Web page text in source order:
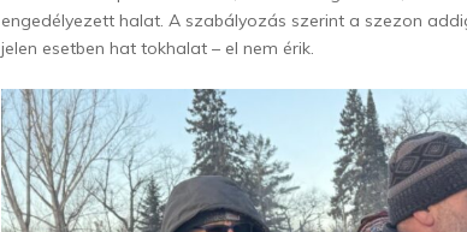
engedélyezett halat. A szabályozás szerint a szezon
jelen esetben hat tokhalat – el nem érik.